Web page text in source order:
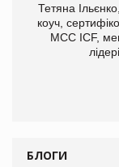
Тетяна
коуч,
МСС ICF,
БЛОГИ